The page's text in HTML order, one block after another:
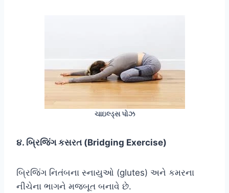
ચાઇલ્ડ્સ પોઝ
૪. બ્રિજિંગ કસરત (Bridging Exercise)
બ્રિજિંગ નિતંબના સ્નાયુઓ (glutes) અને કમરના
નીચેના ભાગને મજબૂત બનાવે છે.